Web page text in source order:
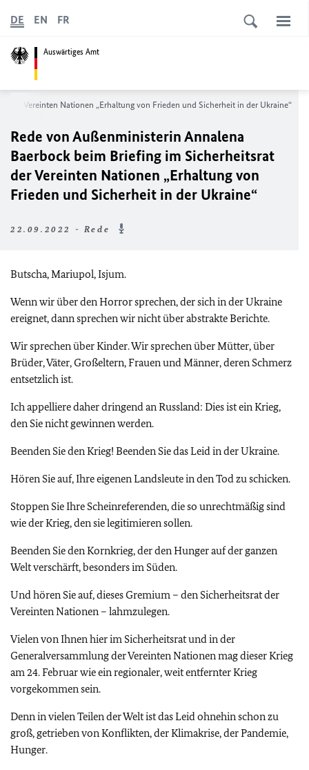
Auswärtiges Amt
DE EN FR
der Vereinten Nationen „Erhaltung von Frieden und Sicherheit in der Ukraine“
Rede von Außenministerin Annalena
Baerbock beim Briefing im Sicherheitsrat
der Vereinten Nationen „Erhaltung von
Frieden und Sicherheit in der Ukraine“
22.09.2022 - Rede
Butscha, Mariupol, Isjum.
Wenn wir über den Horror sprechen, der sich in der Ukraine
ereignet, dann sprechen wir nicht über abstrakte Berichte.
Wir sprechen über Kinder. Wir sprechen über Mütter, über
Brüder, Väter, Großeltern, Frauen und Männer, deren Schmerz
entsetzlich ist.
Ich appelliere daher dringend an Russland: Dies ist ein Krieg,
den Sie nicht gewinnen werden.
Beenden Sie den Krieg! Beenden Sie das Leid in der Ukraine.
Hören Sie auf, Ihre eigenen Landsleute in den Tod zu schicken.
Stoppen Sie Ihre Scheinreferenden, die so unrechtmäßig sind
wie der Krieg, den sie legitimieren sollen.
Beenden Sie den Kornkrieg, der den Hunger auf der ganzen
Welt verschärft, besonders im Süden.
Und hören Sie auf, dieses Gremium – den Sicherheitsrat der
Vereinten Nationen – lahmzulegen.
Vielen von Ihnen hier im Sicherheitsrat und in der
Generalversammlung der Vereinten Nationen mag dieser Krieg
am 24. Februar wie ein regionaler, weit entfernter Krieg
vorgekommen sein.
Denn in vielen Teilen der Welt ist das Leid ohnehin schon zu
groß, getrieben von Konflikten, der Klimakrise, der Pandemie,
Hunger.